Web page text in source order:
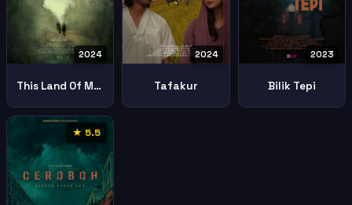
2024
This Land Of Mine
2024
Tafakur
2023
Bilik Tepi
★ 5.5